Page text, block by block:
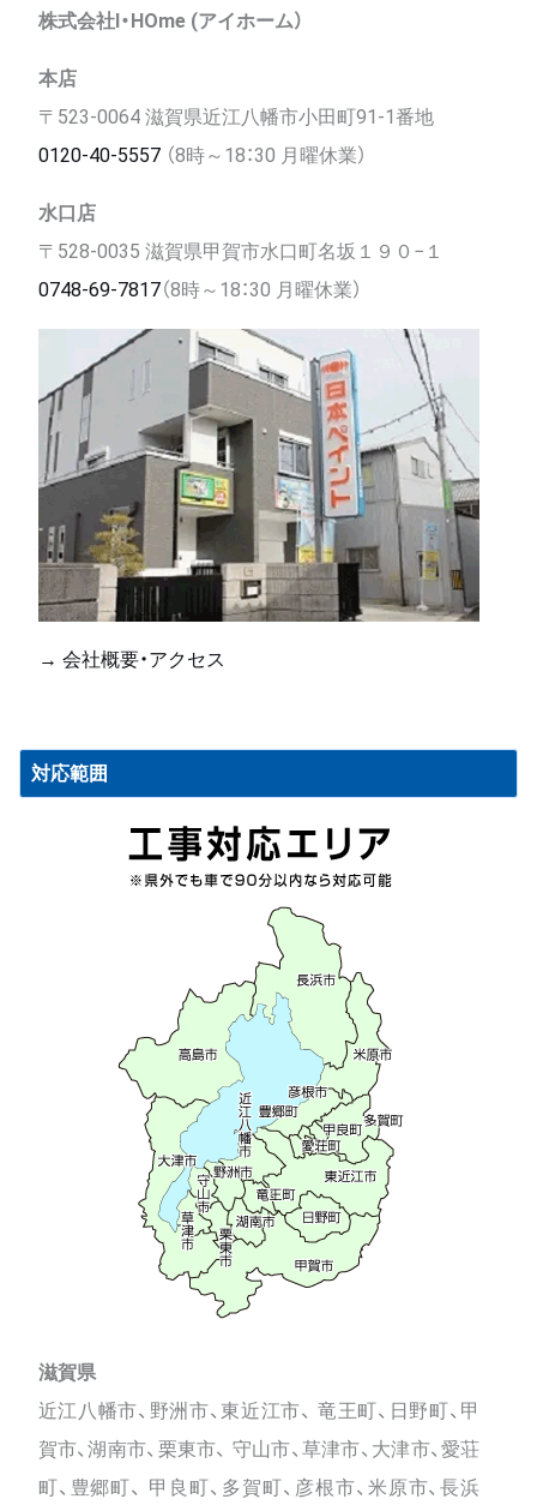
株式会社I・HOme (アイホーム）
本店
〒523-0064 滋賀県近江八幡市小田町91-1番地
0120-40-5557（8時～18：30 月曜休業）
水口店
〒528-0035 滋賀県甲賀市水口町名坂１９０−１
0748-69-7817（8時～18：30 月曜休業）
→ 会社概要・アクセス
対応範囲
滋賀県
近江八幡市、野洲市、東近江市、 竜王町、日野町、甲
賀市、湖南市、栗東市、 守山市、草津市、大津市、愛荘
町、豊郷町、 甲良町、多賀町、彦根市、米原市、長浜